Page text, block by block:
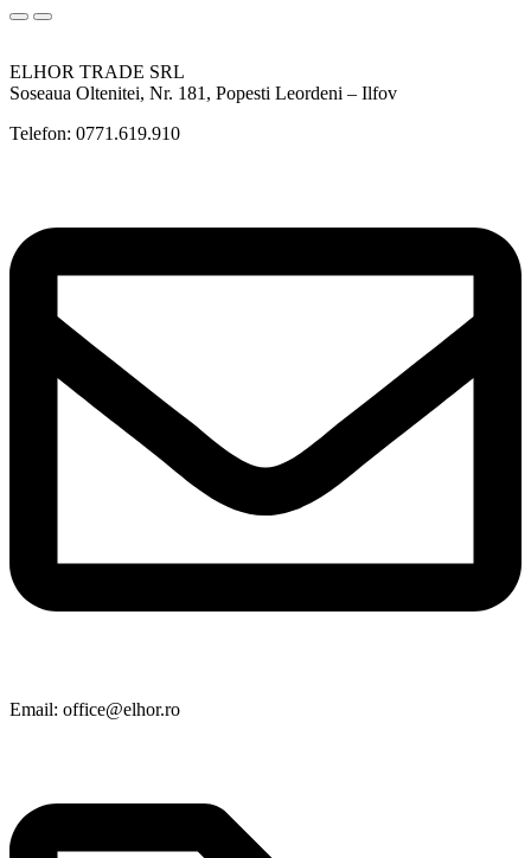
ELHOR TRADE SRL
Soseaua Oltenitei, Nr. 181, Popesti Leordeni – Ilfov
Telefon: 0771.619.910
Email: office@elhor.ro